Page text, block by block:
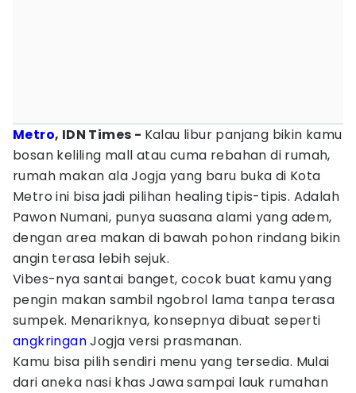
Metro, IDN Times - Kalau libur panjang bikin kamu
bosan keliling mall atau cuma rebahan di rumah,
rumah makan ala Jogja yang baru buka di Kota
Metro ini bisa jadi pilihan healing tipis-tipis. Adalah
Pawon Numani, punya suasana alami yang adem,
dengan area makan di bawah pohon rindang bikin
angin terasa lebih sejuk.
Vibes-nya santai banget, cocok buat kamu yang
pengin makan sambil ngobrol lama tanpa terasa
sumpek. Menariknya, konsepnya dibuat seperti
angkringanJogja versi prasmanan.
Kamu bisa pilih sendiri menu yang tersedia. Mulai
dari aneka nasi khas Jawa sampai lauk rumahan